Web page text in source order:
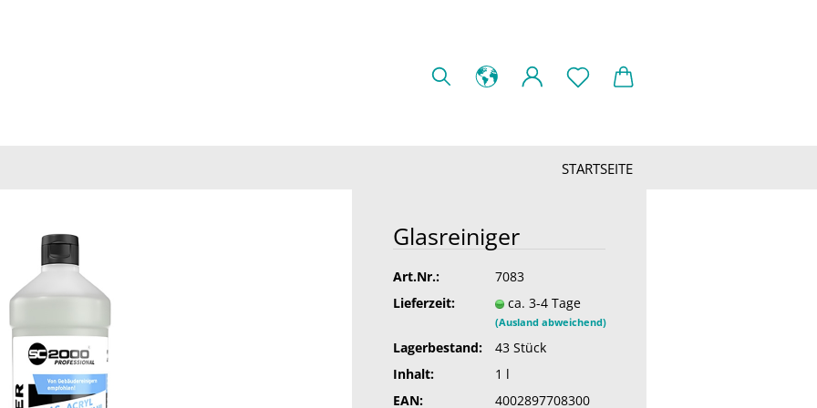
STARTSEITE
Glasreiniger
Art.Nr.:
7083
Lieferzeit:
ca. 3-4 Tage
(Ausland abweichend)
Lagerbestand: 43 Stück
Inhalt:
1 l
EAN:
4002897708300